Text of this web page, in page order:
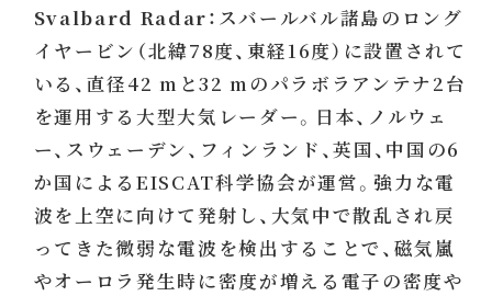
Svalbard Radar： スバールバル諸島のロング
イヤービン（北緯78度、東経16度）に設置されて
いる、直径42 mと32 mのパラボラアンテナ2台
を運用する大型大気レーダー。日本、ノルウェ
ー、スウェーデン、フィンランド、英国、中国の6
か国によるEISCAT科学協会が運営。強力な電
波を上空に向けて発射し、大気中で散乱され戻
ってきた微弱な電波を検出することで、磁気嵐
やオーロラ発生時に密度が増える電子の密度や